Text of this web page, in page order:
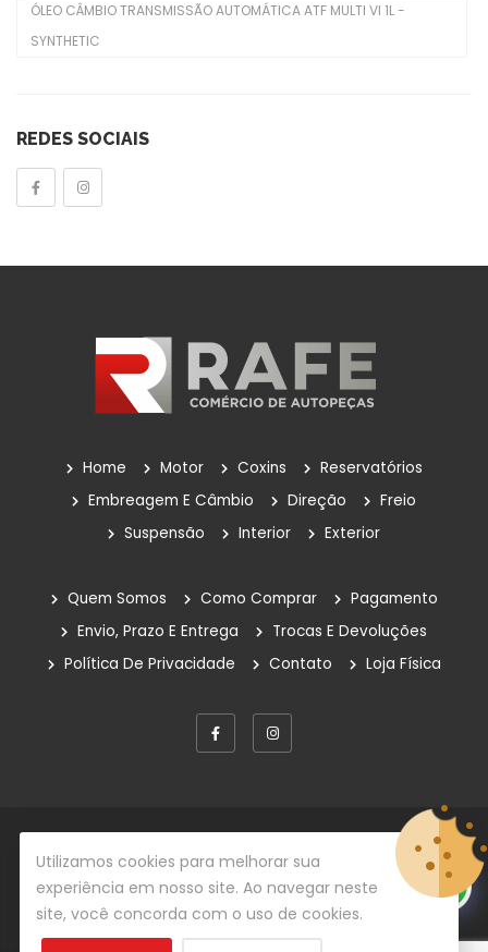
Sensores TPMS
Tensor Do Distribuidor
Tensores Poly V
POLIA DA BOMBA D'ÁGUA
Reservatório
Reservatório De Para-Brisas
Reservatorio Óleo Hidráulico
Reservatórios
Rolamentos
Sem Categoria
Suspensão
Coxim Amortecedor
Kits Completos Amortecedores
ÓLEO CÂMBIO TRANSMISSÃO AUTOMÁTICA ATF MULTI VI 1L -
SYNTHETIC
REDES SOCIAIS
Home Motor Coxins
Reservatórios
Embreagem E Câmbio
Direção
Freio
Suspensão
Interior Exterior
Quem Somos Como Comprar
Pagamento
Envio, Prazo E Entrega
Trocas E Devoluções
Política De Privacidade
Contato Loja Física
© Copyright 2026Rafe Auto PeçasTodos os direitos
reservados.
Desenvolvido porCentrada Comunicação
Utilizamos cookies para melhorar sua
experiência em nosso site. Ao navegar neste
site, você concorda com o uso de cookies.